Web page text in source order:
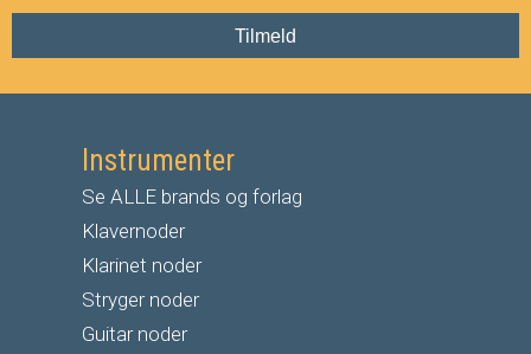
Tilmeld
Instrumenter
Se ALLE brands og forlag
Klavernoder
Klarinet noder
Stryger noder
Guitar noder